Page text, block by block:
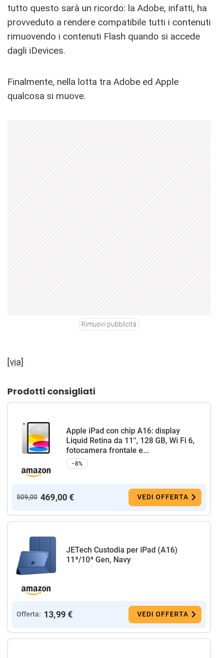
tutto questo sarà un ricordo: la Adobe, infatti, ha
provveduto a rendere compatibile tutti i contenuti
rimuovendo i contenuti Flash quando si accede
dagli iDevices.
Finalmente, nella lotta tra Adobe ed Apple
qualcosa si muove.
Rimuovi pubblicità
[via]
Prodotti consigliati
Apple iPad con chip A16: display
Liquid Retina da 11'', 128 GB, Wi Fi 6,
fotocamera frontale e...
−8%
509,00 469,00 € VEDI OFFERTA
JETech Custodia per iPad (A16)
11ª/10ª Gen, Navy
Offerta: 13,99 € VEDI OFFERTA